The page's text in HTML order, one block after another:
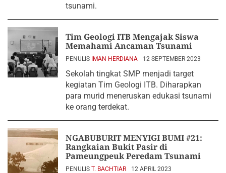
tsunami.
Tim Geologi ITB Mengajak Siswa
Memahami Ancaman Tsunami
PENULIS IMAN HERDIANA 12 SEPTEMBER 2023
Sekolah tingkat SMP menjadi target
kegiatan Tim Geologi ITB. Diharapkan
para murid meneruskan edukasi tsunami
ke orang terdekat.
NGABUBURIT MENYIGI BUMI #21:
Rangkaian Bukit Pasir di
Pameungpeuk Peredam Tsunami
PENULIS T. BACHTIAR 12 APRIL 2023